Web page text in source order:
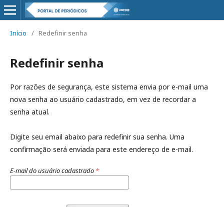
Início / Redefinir senha
Redefinir senha
Por razões de segurança, este sistema envia por e-mail uma
nova senha ao usuário cadastrado, em vez de recordar a
senha atual.
Digite seu email abaixo para redefinir sua senha. Uma
confirmação será enviada para este endereço de e-mail.
E-mail do usuário cadastrado *